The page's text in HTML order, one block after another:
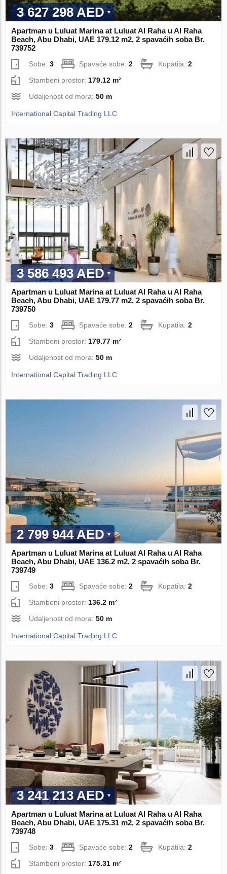
3 627 298 AED
Apartman u Luluat Marina at Luluat Al Raha u Al Raha
Beach, Abu Dhabi, UAE 179.12 m2, 2 spavaćih soba Br.
739752
Sobe:3 Spavaće sobe:2 Kupatila:2
Stambeni prostor:179.12 m²
Udaljenost od mora:50 m
International Capital Trading LLC
3 586 493 AED
Apartman u Luluat Marina at Luluat Al Raha u Al Raha
Beach, Abu Dhabi, UAE 179.77 m2, 2 spavaćih soba Br.
739750
Sobe:3 Spavaće sobe:2 Kupatila:2
Stambeni prostor: 179.77 m²
Udaljenost od mora:50 m
International Capital Trading LLC
2 799 944 AED
Apartman u Luluat Marina at Luluat Al Raha u Al Raha
Beach, Abu Dhabi, UAE 136.2 m2, 2 spavaćih soba Br.
739749
Sobe:3 Spavaće sobe:2 Kupatila:2
Stambeni prostor: 136.2 m²
Udaljenost od mora:50 m
International Capital Trading LLC
3 241 213 AED
Apartman u Luluat Marina at Luluat Al Raha u Al Raha
Beach, Abu Dhabi, UAE 175.31 m2, 2 spavaćih soba Br.
739748
Sobe:3 Spavaće sobe:2 Kupatila:2
Stambeni prostor: 175.31 m²